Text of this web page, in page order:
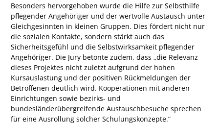
Besonders hervorgehoben wurde die Hilfe zur Selbsthilfe
pflegender Angehöriger und der wertvolle Austausch unter
Gleichgesinnten in kleinen Gruppen. Dies fördert nicht nur
die sozialen Kontakte, sondern stärkt auch das
Sicherheitsgefühl und die Selbstwirksamkeit pflegender
Angehöriger. Die Jury betonte zudem, dass „die Relevanz
dieses Projektes nicht zuletzt aufgrund der hohen
Kursauslastung und der positiven Rückmeldungen der
Betroffenen deutlich wird. Kooperationen mit anderen
Einrichtungen sowie bezirks- und
bundesländerübergreifende Austauschbesuche sprechen
für eine Ausrollung solcher Schulungskonzepte.“